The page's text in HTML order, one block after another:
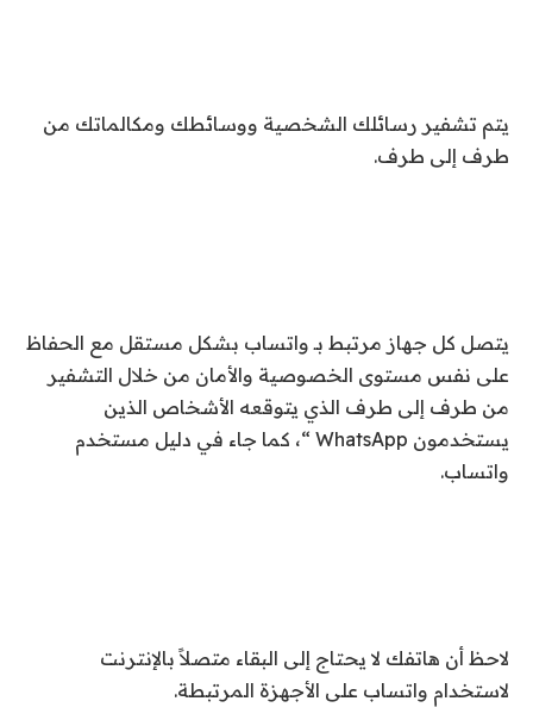
يتم تشفير رسائلك الشخصية ووسائطك ومكالماتك من
طرف إلى طرف.
يتصل كل جهاز مرتبط بـ واتساب بشكل مستقل مع الحفاظ
على نفس مستوى الخصوصية والأمان من خلال التشفير
من طرف إلى طرف الذي يتوقعه الأشخاص الذين
يستخدمون WhatsApp “، كما جاء في دليل مستخدم
واتساب.
لاحظ أن هاتفك لا يحتاج إلى البقاء متصلاً بالإنترنت
لاستخدام واتساب على الأجهزة المرتبطة.